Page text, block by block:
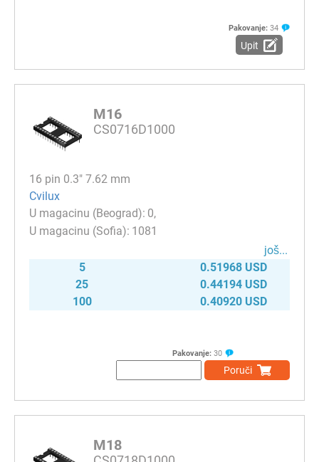
Pakovanje: 34
Upit
M16
CS0716D1000
16 pin 0.3" 7.62 mm
Cvilux
0
1081
јоš...
5
0.51968 USD
25
0.44194 USD
100
0.40920 USD
Pakovanje: 30
Poruči
M18